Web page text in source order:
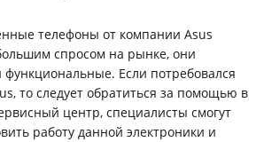
телефоны от компании Asus
спросом на рынке, они
Если потребовался
то следует обратиться за помощью в
центр, специалисты смогут
работу данной электроники и